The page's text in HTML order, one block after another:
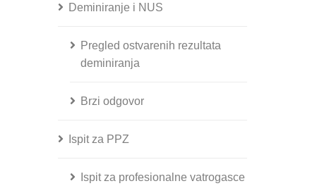
Deminiranje i NUS
Pregled ostvarenih rezultata
deminiranja
Brzi odgovor
Ispit za PPZ
Ispit za profesionalne vatrogasce